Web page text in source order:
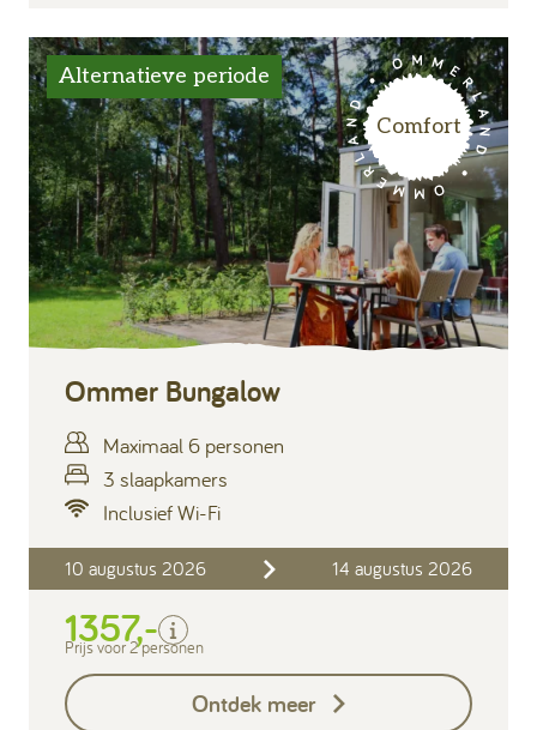
Comfort
Alternatieve periode
Ommer Bungalow
Maximaal 6 personen
3 slaapkamers
Inclusief Wi-Fi
10 augustus 2026 14 augustus 2026
1357,-
Inclusief
Verblijfskosten
Keukendoekenpakket
Eindschoonmaak
Prijs voor 2 personen
Ontdek meer